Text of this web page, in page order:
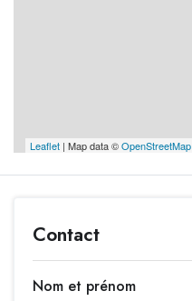
Leaflet | Map data ©OpenStreetMap
Contact
Nom et prénom